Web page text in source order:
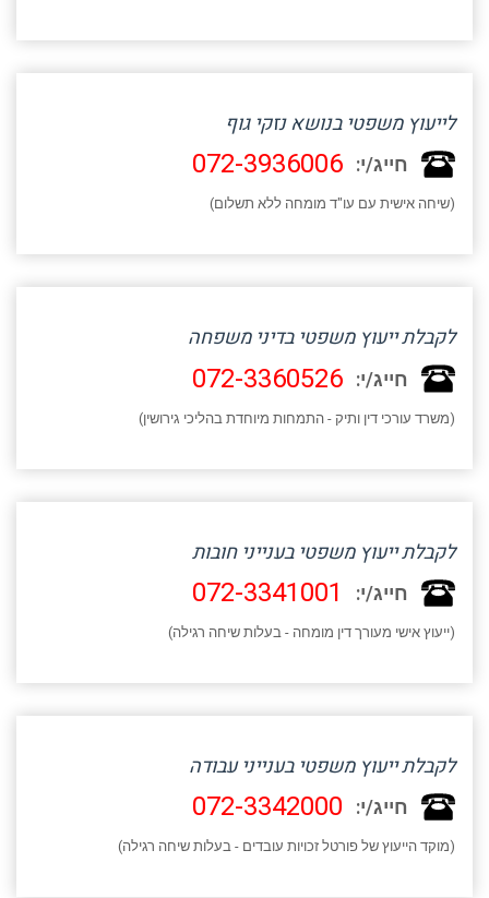
לייעוץ משפטי בנושא נזקי גוף
חייג/י: 072-3936006
(שיחה אישית עם עו"ד מומחה ללא תשלום)
לקבלת ייעוץ משפטי בדיני משפחה
חייג/י: 072-3360526
(משרד עורכי דין ותיק - התמחות מיוחדת בהליכי גירושין)
לקבלת ייעוץ משפטי בענייני חובות
חייג/י: 072-3341001
(ייעוץ אישי מעורך דין מומחה - בעלות שיחה רגילה)
לקבלת ייעוץ משפטי בענייני עבודה
חייג/י: 072-3342000
(מוקד הייעוץ של פורטל זכויות עובדים - בעלות שיחה רגילה)